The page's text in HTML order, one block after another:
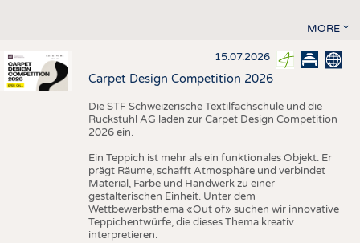
MORE
15.07.2026
Carpet Design Competition 2026
Die STF Schweizerische Textilfachschule und die
Ruckstuhl AG laden zur Carpet Design Competition
2026 ein.
Ein Teppich ist mehr als ein funktionales Objekt. Er
prägt Räume, schafft Atmosphäre und verbindet
Material, Farbe und Handwerk zu einer
gestalterischen Einheit. Unter dem
Wettbewerbsthema «Out of» suchen wir innovative
Teppichentwürfe, die dieses Thema kreativ
interpretieren.